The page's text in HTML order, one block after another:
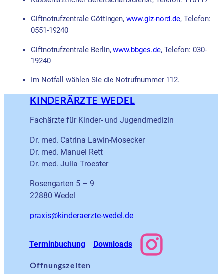
Giftnotrufzentrale Göttingen,www.giz-nord.de, Telefon:
0551-19240
Giftnotrufzentrale Berlin,www.bbges.de, Telefon: 030-
19240
Im Notfall wählen Sie die Notrufnummer 112.
KINDERÄRZTE WEDEL
Fachärzte für Kinder- und Jugendmedizin
Dr. med. Catrina Lawin-Mosecker
Dr. med. Manuel Rett
Dr. med. Julia Troester
Rosengarten 5 – 9
22880 Wedel
ed.ledew-etzrearednik@sixarp
Terminbuchung Downloads
Öffnungszeiten